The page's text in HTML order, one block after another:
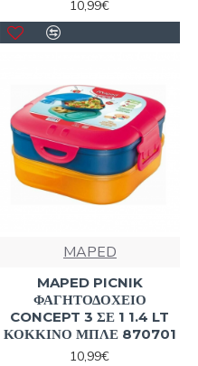
10,99€
MAPED
MAPED PICNIK
ΦΑΓΗΤΟΔΟΧΕΙΟ
CONCEPT 3 ΣΕ 1 1.4 LT
ΚΟΚΚΙΝΟ ΜΠΛΕ 870701
10,99€